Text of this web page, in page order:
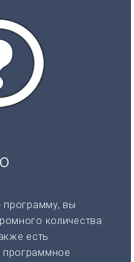
программу, вы
количества
есть